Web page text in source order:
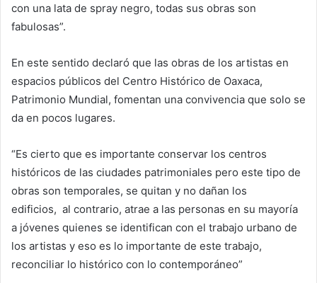
con una lata de spray negro, todas sus obras son
fabulosas”.
En este sentido declaró que las obras de los artistas en
espacios públicos del Centro Histórico de Oaxaca,
Patrimonio Mundial, fomentan una convivencia que solo se
da en pocos lugares.
“Es cierto que es importante conservar los centros
históricos de las ciudades patrimoniales pero este tipo de
obras son temporales, se quitan y no dañan los
edificios, al contrario, atrae a las personas en su mayoría
a jóvenes quienes se identifican con el trabajo urbano de
los artistas y eso es lo importante de este trabajo,
reconciliar lo histórico con lo contemporáneo”